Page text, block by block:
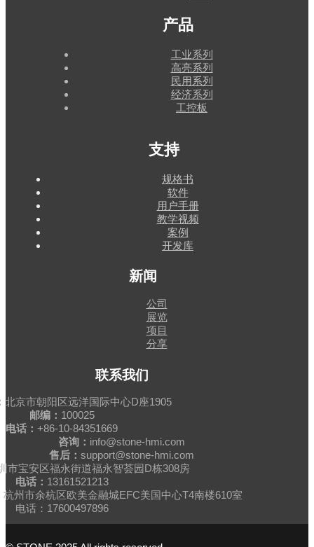
产品
工业系列
高亮系列
民用系列
经济系列
工控板
支持
规格书
软件
用户手册
教学视频
案例
开发库
新闻
公司
展览
项目
分享
联系我们
北京市朝阳区远洋国际中心D座1905
邮编： 100025
电话： +86-10-84351669
咨询： info@stone-hmi.com
售后： support@stone-hmi.com
市宝安区福永街道福永智荟园D栋308房
电话： 13161521213
杭州市余杭区欧美金融城EFC美国中心T4南楼610室
电话：17600497896